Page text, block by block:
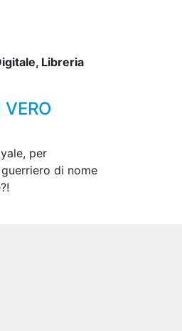
Libreria
per
di nome